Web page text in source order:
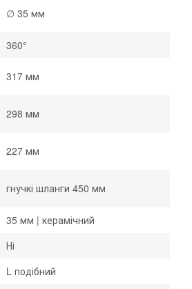
∅ 35 мм
360°
317 мм
298 мм
227 мм
гнучкі шланги 450 мм
35 мм | керамічний
Ні
L подібний